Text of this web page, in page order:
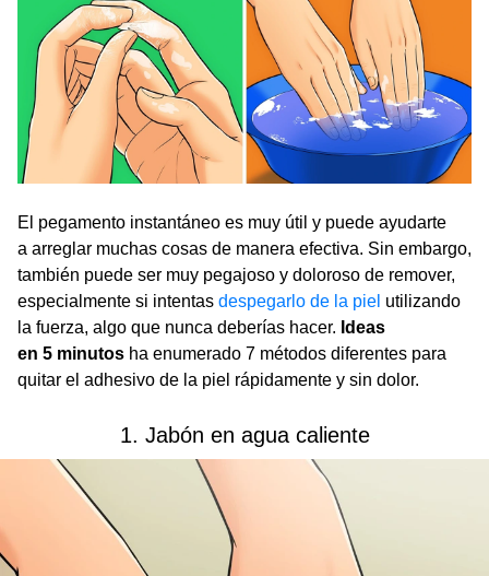
El pegamento instantáneo es muy útil y puede ayudarte
a arreglar muchas cosas de manera efectiva. Sin embargo,
también puede ser muy pegajoso y doloroso de remover,
especialmente si intentas despegarlo de la piel utilizando
la fuerza, algo que nunca deberías hacer. Ideas
en 5 minutos ha enumerado 7 métodos diferentes para
quitar el adhesivo de la piel rápidamente y sin dolor.
1. Jabón en agua caliente